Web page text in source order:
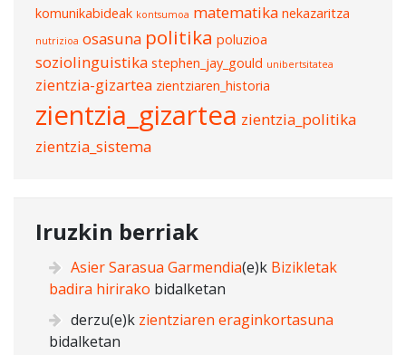
komunikabideak kontsumoa matematika nekazaritza
nutrizioa osasuna politika poluzioa
soziolinguistika stephen_jay_gould unibertsitatea
zientzia-gizartea zientziaren_historia
zientzia_gizartea zientzia_politika
zientzia_sistema
Iruzkin berriak
Asier Sarasua Garmendia(e)k Bizikletak
badira hirirako bidalketan
derzu(e)k zientziaren eraginkortasuna
bidalketan